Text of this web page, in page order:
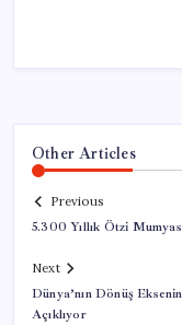
Other Articles
Previous
5.300 Yıllık Ötzi
Next
Dünya’nın Dönüş
Açıklıyor